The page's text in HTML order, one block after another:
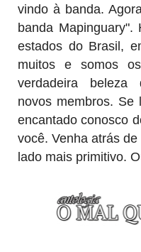
vindo à banda.
banda
estados do Brasil,
muitos e somos
verdadeira beleza
novos membros. Se
encantado conosco
você. Venha atrás
lado mais primitivo.